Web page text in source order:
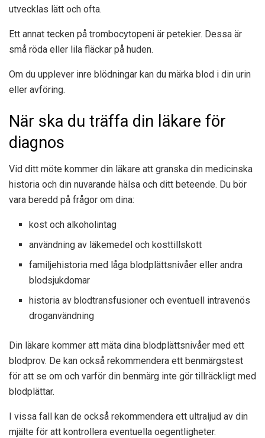
utvecklas lätt och ofta.
Ett annat tecken på trombocytopeni är petekier. Dessa är
små röda eller lila fläckar på huden.
Om du upplever inre blödningar kan du märka blod i din urin
eller avföring.
När ska du träffa din läkare för
diagnos
Vid ditt möte kommer din läkare att granska din medicinska
historia och din nuvarande hälsa och ditt beteende. Du bör
vara beredd på frågor om dina:
kost och alkoholintag
användning av läkemedel och kosttillskott
familjehistoria med låga blodplättsnivåer eller andra
blodsjukdomar
historia av blodtransfusioner och eventuell intravenös
droganvändning
Din läkare kommer att mäta dina blodplättsnivåer med ett
blodprov. De kan också rekommendera ett benmärgstest
för att se om och varför din benmärg inte gör tillräckligt med
blodplättar.
I vissa fall kan de också rekommendera ett ultraljud av din
mjälte för att kontrollera eventuella oegentligheter.